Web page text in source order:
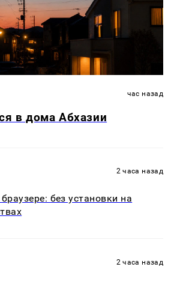
час назад
в дома Абхазии
2 часа назад
без установки на
2 часа назад